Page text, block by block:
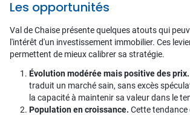
Les opportunités
Val de Chaise présente quelques atouts qui
l'intérêt d'un investissement immobilier. Ces
permettent de mieux calibrer sa stratégie.
Évolution modérée mais positive des prix.
traduit un marché sain, sans excès
la capacité à maintenir sa valeur dans le
Population en croissance. Cette